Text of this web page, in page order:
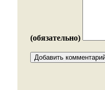
(обязательно)